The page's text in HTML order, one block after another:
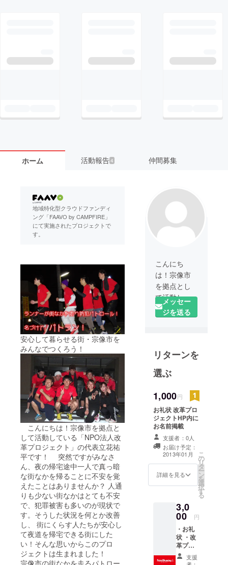
ホーム 活動報告4 仲間募集
地域特化型クラウドファンディ
ング「FAAVO by CAMPFIRE」
にて実施されたプロジェクトで
す。
安心して暮らせる街・宗像市を
みんなでつくろう！
こんにちは！宗像市を拠点と
して活動している「NPO法人改
革プロジェクト」の代表立花祐
平です！ 突然ですがみなさ
ん、夜の帰宅途中一人で真っ暗
な街なかを帰ることに不安を覚
えたことはありませんか？ 人通
りも少ない街なかはとても不安
で、犯罪被害も多いのが現状で
す。そうした状況を何とか改善
し、 街にくらす人たちが安心し
て夜道を帰宅できる街にした
い！そんな思いからこのプロ
ジェクトは生まれました！
こんにち
は！宗像市
を拠点とし
て活動して
いる「NPO
法人改革プ
立花祐平で
メッセー
ジを送る
リターンを
選ぶ
1,000円
お礼状 改革プロ
ジェクトHP内に
お名前掲載
支援者：0人
お届け予定：
2013年01月
詳細を見る
こ
の
リ
タ
ー
ン
を
選
択
す
る
3,0
00 円
・お礼
状 ・改
革プロ
ジェク
トHP内
支援